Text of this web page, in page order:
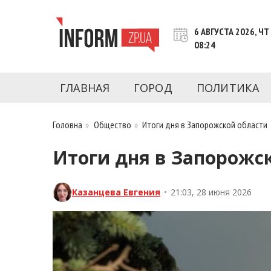
INFORM.ZP.UA – это информационный
последние новости Запорожья и
6 АВГУСТА 2026, ЧТ
08:24
ГЛАВНАЯ ГОРОД ПОЛИТИКА
Головна » Общество »Итоги дня в Запорожской области
Итоги дня в
Казанцева Евгения • 21:03, 28 июня 2026